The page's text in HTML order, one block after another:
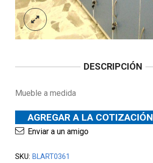
DESCRIPCIÓN
Mueble a medida
AGREGAR A LA COTIZACIÓN
Enviar a un amigo
SKU: BLART0361